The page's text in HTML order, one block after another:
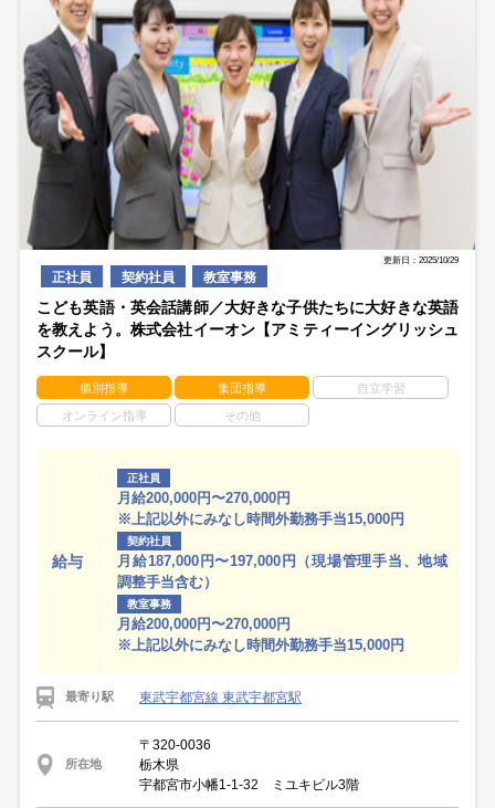
更新日：2025/10/29
正社員 契約社員 教室事務
こども英語・英会話講師／大好きな子供たちに大好きな英語
を教えよう。株式会社イーオン【アミティーイングリッシュ
スクール】
個別指導 集団指導 自立学習
オンライン指導 その他
給与
正社員
月給200,000円〜270,000円
※上記以外にみなし時間外勤務手当15,000円
契約社員
月給187,000円〜197,000円（現場管理手当、地域
調整手当含む）
教室事務
月給200,000円〜270,000円
※上記以外にみなし時間外勤務手当15,000円
最寄り駅 東武宇都宮線 東武宇都宮駅
所在地
〒320-0036
栃木県
宇都宮市小幡1-1-32 ミユキビル3階